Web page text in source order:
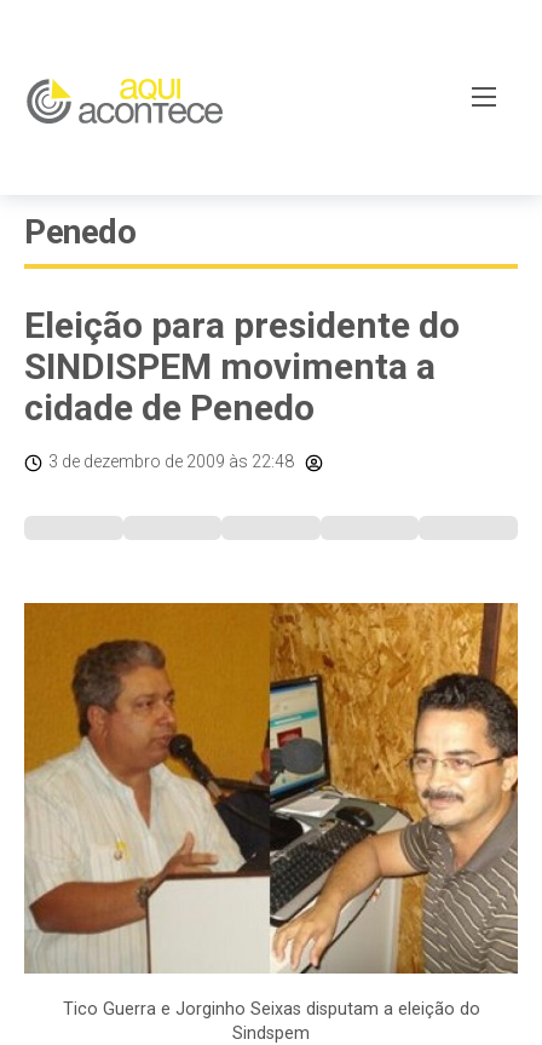
Penedo
Eleição para presidente do
SINDISPEM movimenta a
cidade de Penedo
3 de dezembro de 2009 às 22:48
Tico Guerra e Jorginho Seixas disputam a eleição do
Sindspem